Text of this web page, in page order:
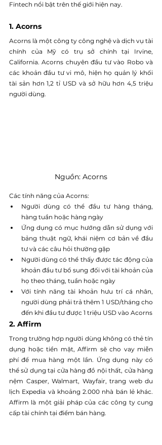
Fintech nổi bật trên thế giới hiện nay.
1. Acorns
Acorns là một công ty công nghệ và dịch vụ tài
chính của Mỹ có trụ sở chính tại Irvine,
California. Acorns chuyên đầu tư vào Robo và
các khoản đầu tư vi mô, hiện họ quản lý khối
tài sản hơn 1,2 tỉ USD và sở hữu hơn 4,5 triệu
người dùng.
Nguồn: Acorns
Các tính năng của Acorns:
Người dùng có thể đầu tư hàng tháng,
hàng tuần hoặc hàng ngày
Ứng dụng có mục hướng dẫn sử dụng với
bảng thuật ngữ, khái niệm cơ bản về đầu
tư và các câu hỏi thường gặp
Người dùng có thể thấy được tác động của
khoản đầu tư bổ sung đối với tài khoản của
họ theo tháng, tuần hoặc ngày
Với tính năng tài khoản hưu trí cá nhân,
người dùng phải trả thêm 1 USD/tháng cho
đến khi đầu tư được 1 triệu USD vào Acorns
2. Affirm
Trong trường hợp người dùng không có thẻ tín
dụng hoặc tiền mặt, Affirm sẽ cho vay miễn
phí để mua hàng một lần. Ứng dụng này có
thể sử dụng tại cửa hàng đồ nội thất, cửa hàng
nệm Casper, Walmart, Wayfair, trang web du
lịch Expedia và khoảng 2.000 nhà bán lẻ khác.
Affirm là một giải pháp của các công ty cung
cấp tài chính tại điểm bán hàng.